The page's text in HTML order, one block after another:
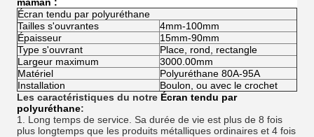
Écran tendu par polyuréthane
Tailles s'ouvrantes
4mm-100mm
Épaisseur
15mm-90mm
Type s'ouvrant
Place, rond, rectangle
Largeur maximum
3000.00mm
Matériel
Polyuréthane 80A-95A
Installation
Boulon, ou avec le crochet
Les caractéristiques du notre Écran tendu par
polyuréthane:
1. Long temps de service. Sa durée de vie est plus de 8 fois
plus longtemps que les produits métalliques ordinaires et 4 fois